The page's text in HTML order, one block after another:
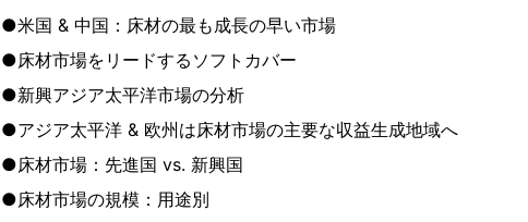
●米国 & 中国：床材の最も成長の早い市場
●床材市場をリードするソフトカバー
●新興アジア太平洋市場の分析
●アジア太平洋 & 欧州は床材市場の主要な収益生成地域へ
●床材市場：先進国 vs. 新興国
●床材市場の規模：用途別